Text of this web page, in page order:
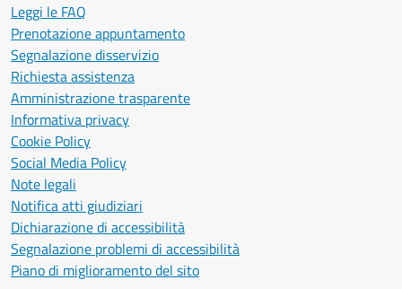
Leggi le FAQ
Prenotazione appuntamento
Segnalazione disservizio
Richiesta assistenza
Amministrazione trasparente
Informativa privacy
Cookie Policy
Social Media Policy
Note legali
Notifica atti giudiziari
Dichiarazione di accessibilità
Segnalazione problemi di accessibilità
Piano di miglioramento del sito